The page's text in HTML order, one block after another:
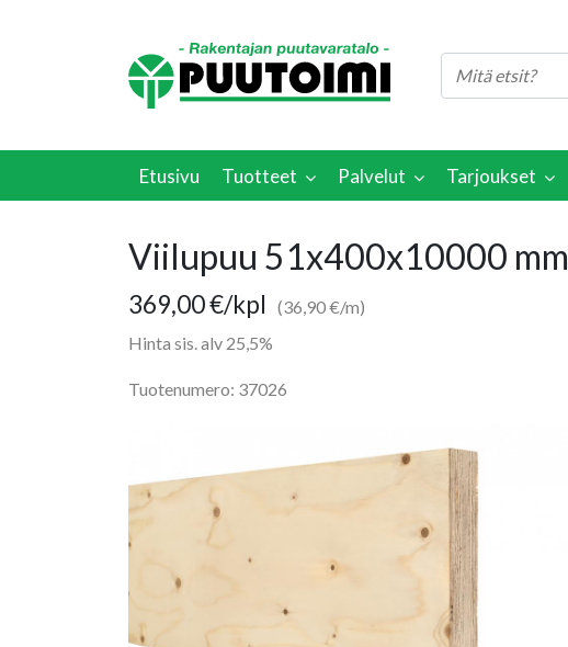
Etusivu Tuotteet Palvelut Tarjoukset
Viilupuu 51x400x10000 mm
369,00€/kpl
(36,90 €/m)
Hinta sis. alv 25,5%
Tuotenumero: 37026